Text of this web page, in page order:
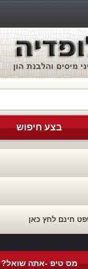
בצע חיפוש
חינם לחץ כאן
מס טיפ -אתה שואל?